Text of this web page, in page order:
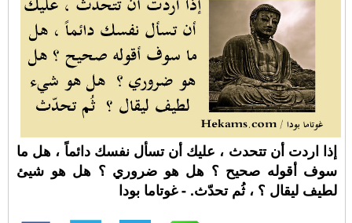
إذا اردت أن تتحدث ، عليك أن تسأل نفسك دائماً ، هل ما
سوف أقوله صحيح ؟ هل هو ضروري ؟ هل هو شيئ
لطيف ليقال ؟ ، ثُم تحدّث. - غوتاما بودا